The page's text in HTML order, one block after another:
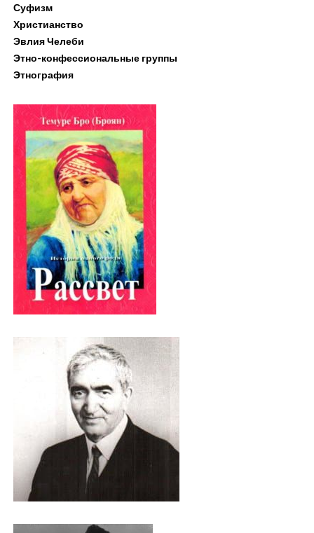
Суфизм
Христианство
Эвлия Челеби
Этно-конфессиональные группы
Этнография